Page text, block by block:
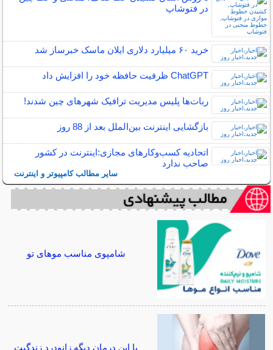
در فتوشاپ
خرید ۶۰ میلیارد دلاری ایلان ماسک خبرساز شد
ChatGPT ظرفیت حافظه خود را افزایش داد
ربات‌ها پلیس مدیریت ترافیک شهرهای چین شدند!
بازگشایی اینترنت بین‌الملل بعد از 88 روز
اتحادیه کسب‌وکارهای مجازی:اینترنت در کشور
صاحب ندارد
سایر مطالب کامپیوتر و اینترنت
شامپوی مناسب موهای تو
با این درمان دیگه زانودرد زندگیت